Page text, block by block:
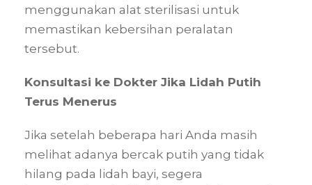
menggunakan alat sterilisasi untuk
memastikan kebersihan peralatan
tersebut.
Konsultasi ke Dokter Jika Lidah Putih
Terus Menerus
Jika setelah beberapa hari Anda masih
melihat adanya bercak putih yang tidak
hilang pada lidah bayi, segera